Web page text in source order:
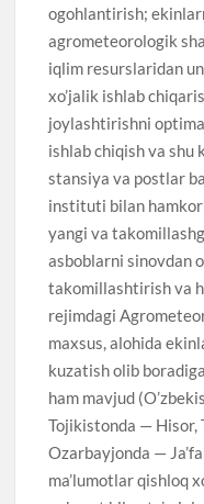
ogohlantirish;
agrometeorologik
iqlim resurslaridan
xo’jalik ishlab
joylashtirishni
ishlab chiqish va shu
stansiya va postlar
instituti bilan
yangi va
asboblarni sinovdan
takomillashtirish va
rejimdagi
maxsus, alohida
kuzatish olib
ham mavjud
Tojikistonda — Hisor,
Ozarbayjonda —
ma’lumotlar qishloq